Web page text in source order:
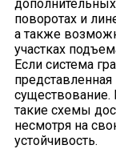
поворотах и
а также
участках
Если система
представленная
существование.
такие схемы
несмотря на
устойчивость.